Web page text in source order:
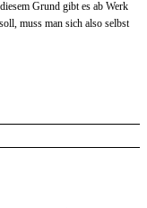
Grund gibt es ab Werk
muss man sich also selbst